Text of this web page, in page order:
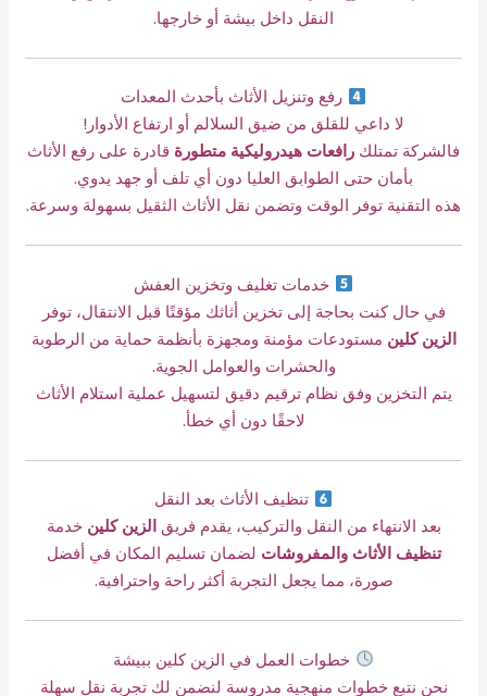
النقل داخل بيشة أو خارجها.
رفع وتنزيل الأثاث بأحدث المعدات
لا داعي للقلق من ضيق السلالم أو ارتفاع الأدوار!
فالشركة تمتلك رافعات هيدروليكية متطورة قادرة على رفع الأثاث
بأمان حتى الطوابق العليا دون أي تلف أو جهد يدوي.
هذه التقنية توفر الوقت وتضمن نقل الأثاث الثقيل بسهولة وسرعة.
خدمات تغليف وتخزين العفش
في حال كنت بحاجة إلى تخزين أثاثك مؤقتًا قبل الانتقال، توفر
الزين كلين مستودعات مؤمنة ومجهزة بأنظمة حماية من الرطوبة
والحشرات والعوامل الجوية.
يتم التخزين وفق نظام ترقيم دقيق لتسهيل عملية استلام الأثاث
لاحقًا دون أي خطأ.
تنظيف الأثاث بعد النقل
بعد الانتهاء من النقل والتركيب، يقدم فريقالزين كلين خدمة
تنظيف الأثاث والمفروشات لضمان تسليم المكان في أفضل
صورة، مما يجعل التجربة أكثر راحة واحترافية.
خطوات العمل في الزين كلين ببيشة
نحن نتبع خطوات منهجية مدروسة لنضمن لك تجربة نقل سهلة